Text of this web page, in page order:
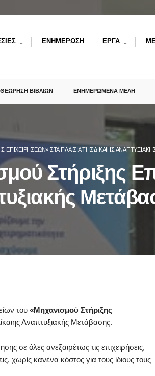
ΕΝΗΜΕΡΩΣΗ ΕΡΓΑ
ΘΕΩΡΗΣΗ ΒΙΒΛΙΩΝ ΕΝΗΜΕΡΩΜΕΝΑ ΜΕΛΗ
ΣΤΑ ΠΛΑΊΣΙΑ ΤΗΣ ΔΊΚΑΙΗΣ
Στήριξης
του «Μηχανισμού Στήριξης
Αναπτυξιακής Μετάβασης.
σε όλες ανεξαιρέτως τις επιχειρήσεις,
χωρίς κανένα κόστος για τους ίδιους τους